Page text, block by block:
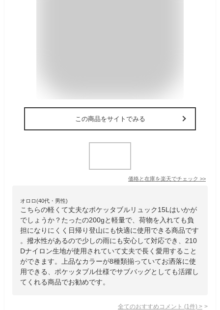
この商品をサイトでみる
価格と在庫を楽天でチェック >>
オロロ(40代・男性)
こちらの軽くて丈夫なポケッタブルリュック15Lはいかが
でしょうか？たったの200gと軽量で、荷物を入れても負
担になりにくく日帰り登山にも快適に使用できる商品です
。撥水性があるので少しの雨にも安心して対応でき、210
Dナイロン生地が使用されていて丈夫で長く愛用すること
ができます。上品なカラーが8種類揃っていてお洒落に使
用できる、ポケッタブル仕様でサブバッグとしても活躍し
てくれる商品でお勧めです。
全てのおすすめコメント (1 件) >